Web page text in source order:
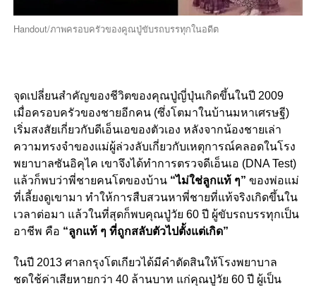
Handout/ภาพครอบครัวของคูณปู่ขับรถบรรทุกในอดีต
จุดเปลี่ยนสำคัญของชีวิตของคุณปู่ญี่ปุ่นเกิดขึ้นในปี 2009
เมื่อครอบครัวของชายอีกคน (ซึ่งโตมาในบ้านมหาเศรษฐี)
เริ่มสงสัยเกี่ยวกับดีเอ็นเอของตัวเอง หลังจากน้องชายเล่า
ความทรงจำของแม่ผู้ล่วงลับเกี่ยวกับเหตุการณ์คลอดในโรง
พยาบาลซันอิคุไค เขาจึงได้ทำการตรวจดีเอ็นเอ (DNA Test)
แล้วก็พบว่าพี่ชายคนโตของบ้าน “ไม่ใช่ลูกแท้ ๆ” ของพ่อแม่
ที่เลี้ยงดูเขามา ทำให้การสืบสวนหาพี่ชายที่แท้จริงเกิดขึ้นใน
เวลาต่อมา แล้วในที่สุดก็พบคุณปู่วัย 60 ปี ผู้ขับรถบรรทุกเป็น
อาชีพ คือ “ลูกแท้ ๆ ที่ถูกสลับตัวไปตั้งแต่เกิด”
ในปี 2013 ศาลกรุงโตเกียวได้มีคำตัดสินให้โรงพยาบาล
ชดใช้ค่าเสียหายกว่า 40 ล้านบาท แก่คุณปู่วัย 60 ปี ผู้เป็น